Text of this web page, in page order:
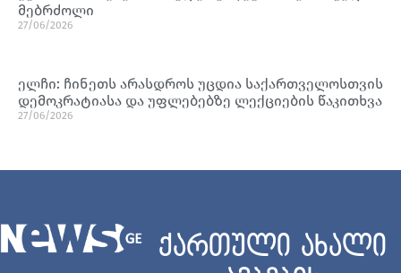
მებრძოლი
27/06/2026
ელჩი: ჩინეთს არასდროს უცდია საქართველოსთვის
დემოკრატიასა და უფლებებზე ლექციების წაკითხვა
27/06/2026
ქართული ახალი